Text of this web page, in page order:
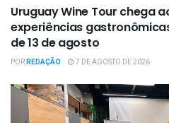
Uruguay Wine Tour chega
experiências
de 13 de agosto
PORREDAÇÃO 7 DE AGOSTO DE 2026